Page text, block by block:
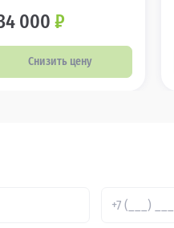
000 ₽
Снизить цену